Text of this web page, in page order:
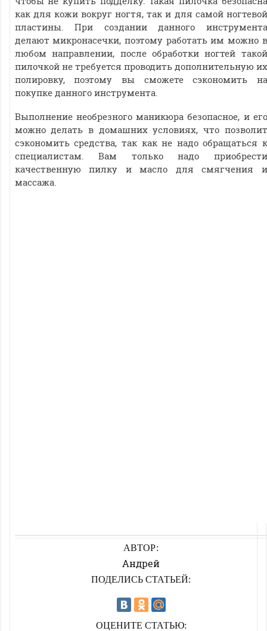
как для кожи вокруг ногтя, так и для самой ногтевой
пластины. При создании данного инструмента
делают микронасечки, поэтому работать им можно в
любом направлении, после обработки ногтей такой
пилочкой не требуется проводить дополнительную их
полировку, поэтому вы сможете сэкономить на
покупке данного инструмента.
Выполнение необрезного маникюра безопасное, и его
можно делать в домашних условиях, что позволит
сэкономить средства, так как не надо обращаться к
специалистам. Вам только надо приобрести
качественную пилку и масло для смягчения и
массажа.
АВТОР:
Андрей
ПОДЕЛИСЬ СТАТЬЕЙ:
ОЦЕНИТЕ СТАТЬЮ: